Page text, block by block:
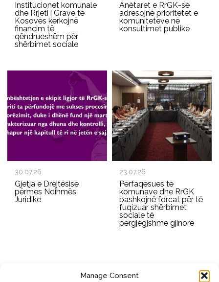
Manage Consent
Institucionet komunale
dhe Rrjeti i Grave të
Kosovës kërkojnë
financim të
qëndrueshëm për
shërbimet sociale
Anëtaret e RrGK-së
adresojnë prioritetet e
komuniteteve në
konsultimet publike
30.07.26
Gjetja e Drejtësisë
përmes Ndihmës
Juridike
23.07.26
Përfaqësues të
komunave dhe RrGK
bashkojnë forcat për të
fuqizuar shërbimet
sociale të
përgjegjshme gjinore